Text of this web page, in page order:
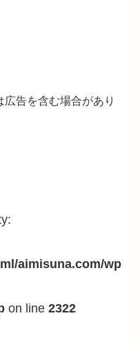
告を含む場合があり
aimisuna.com/wp
on line2322